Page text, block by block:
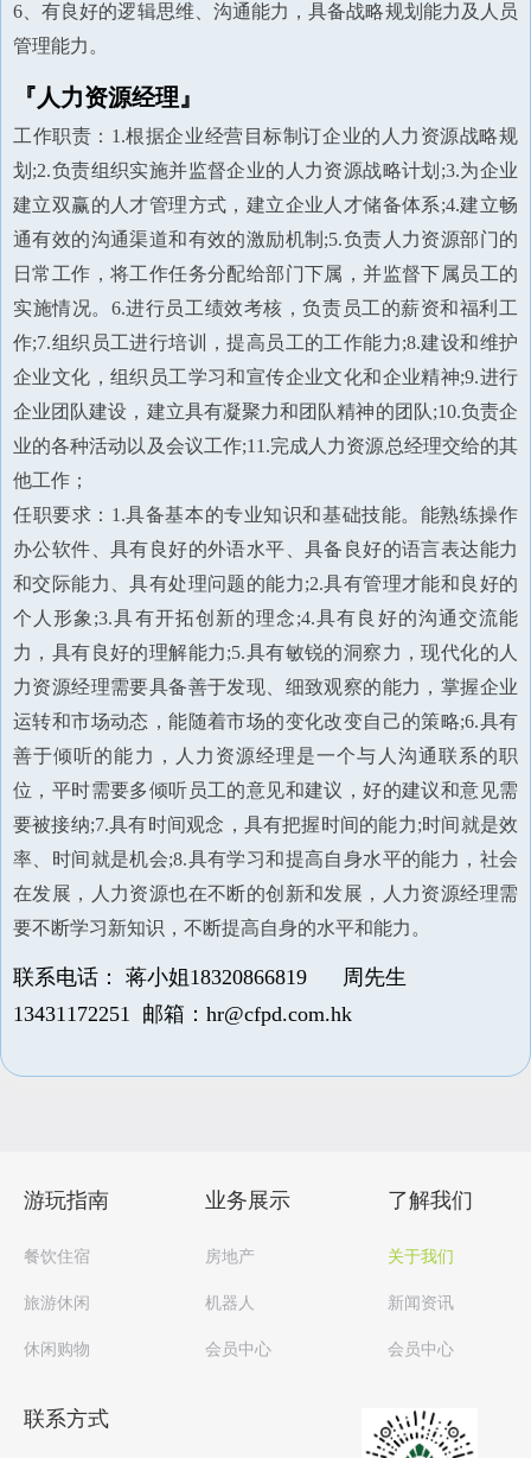
6、有良好的逻辑思维、沟通能力，具备战略规划能力及人员
管理能力。
『人力资源经理』
工作职责：1.根据企业经营目标制订企业的人力资源战略规
划;2.负责组织实施并监督企业的人力资源战略计划;3.为企业
建立双赢的人才管理方式，建立企业人才储备体系;4.建立畅
通有效的沟通渠道和有效的激励机制;5.负责人力资源部门的
日常工作，将工作任务分配给部门下属，并监督下属员工的
实施情况。6.进行员工绩效考核，负责员工的薪资和福利工
作;7.组织员工进行培训，提高员工的工作能力;8.建设和维护
企业文化，组织员工学习和宣传企业文化和企业精神;9.进行
企业团队建设，建立具有凝聚力和团队精神的团队;10.负责企
业的各种活动以及会议工作;11.完成人力资源总经理交给的其
他工作；
任职要求：1.具备基本的专业知识和基础技能。能熟练操作
办公软件、具有良好的外语水平、具备良好的语言表达能力
和交际能力、具有处理问题的能力;2.具有管理才能和良好的
个人形象;3.具有开拓创新的理念;4.具有良好的沟通交流能
力，具有良好的理解能力;5.具有敏锐的洞察力，现代化的人
力资源经理需要具备善于发现、细致观察的能力，掌握企业
运转和市场动态，能随着市场的变化改变自己的策略;6.具有
善于倾听的能力，人力资源经理是一个与人沟通联系的职
位，平时需要多倾听员工的意见和建议，好的建议和意见需
要被接纳;7.具有时间观念，具有把握时间的能力;时间就是效
率、时间就是机会;8.具有学习和提高自身水平的能力，社会
在发展，人力资源也在不断的创新和发展，人力资源经理需
要不断学习新知识，不断提高自身的水平和能力。
联系电话：
蒋小姐18320866819 周先生
13431172251 邮箱：hr@cfpd.com.hk
游玩指南
餐饮住宿
旅游休闲
休闲购物
房地产
机器人
会员中心
业务展示
关于我们
新闻资讯
会员中心
了解我们
联系方式